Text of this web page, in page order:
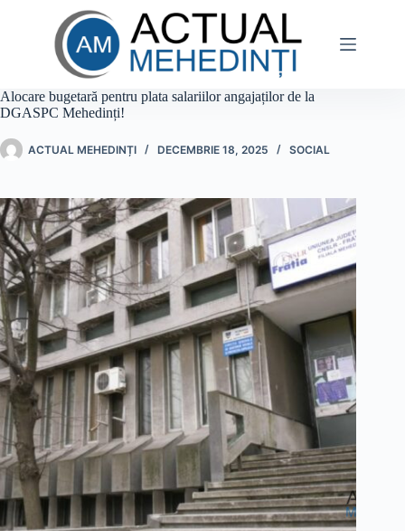
Alocare bugetară pentru plata salariilor angajaților de la
DGASPC Mehedinți!
ACTUAL MEHEDINȚI DECEMBRIE 18, 2025 SOCIAL